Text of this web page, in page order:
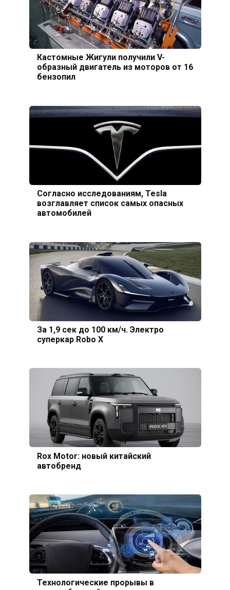
Кастомные Жигули получили V-
образный двигатель из моторов от 16
бензопил
Согласно исследованиям, Tesla
возглавляет список самых опасных
автомобилей
За 1,9 сек до 100 км/ч. Электро
суперкар Robo X
Rox Motor: новый китайский
автобренд
Технологические прорывы в